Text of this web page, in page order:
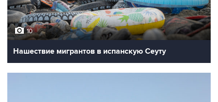
10
Нашествие мигрантов в испанскую Сеуту